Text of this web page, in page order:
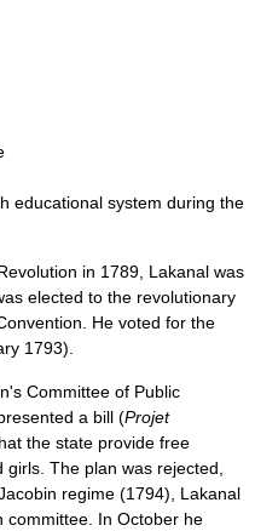
educational system during the
in 1789, Lakanal was
elected to the revolutionary
He voted for the
1793).
Committee of Public
a bill (Projet
the state provide free
The plan was rejected,
regime (1794), Lakanal
committee. In October he